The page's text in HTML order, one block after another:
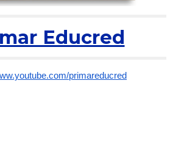
Educred
primareducred